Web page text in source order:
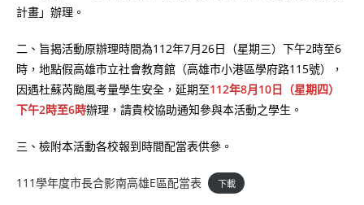
計畫」辦理。
二、旨揭活動原辦理時間為112年7月26日（星期三）下午2時至6
時，地點假高雄市立社會教育館（高雄市小港區學府路115號），
因遇杜蘇芮颱風考量學生安全，延期至112年8月10日（星期四）
下午2時至6時辦理，請貴校協助通知參與本活動之學生。
三、檢附本活動各校報到時間配當表供參。
111學年度市長合影南高雄E區配當表 下載